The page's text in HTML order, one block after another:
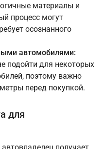
материалы и
процесс могут
осознанного
автомобилями:
подойти для некоторых
поэтому важно
перед покупкой.
для